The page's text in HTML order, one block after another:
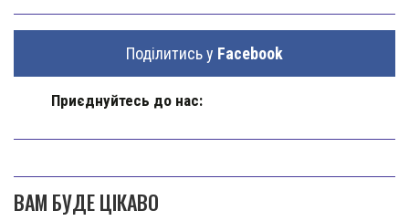
Поділитись у Facebook
Приєднуйтесь до нас:
ВАМ БУДЕ ЦІКАВО